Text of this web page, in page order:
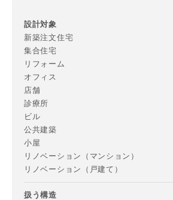
設計対象
新築注文住宅
集合住宅
リフォーム
オフィス
店舗
診療所
ビル
公共建築
小屋
リノベーション（マンション）
リノベーション（戸建て）
扱う構造